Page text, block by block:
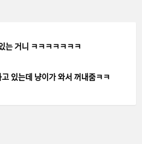
있는 거니 ㅋㅋㅋㅋㅋㅋㅋ
있는데 냥이가 와서 꺼내줌ㅋㅋ